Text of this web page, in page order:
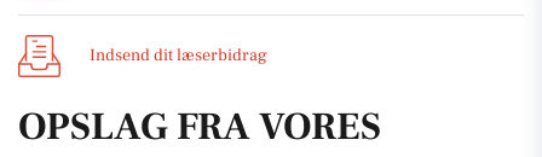
Indsend dit læserbidrag
OPSLAG FRA VORES